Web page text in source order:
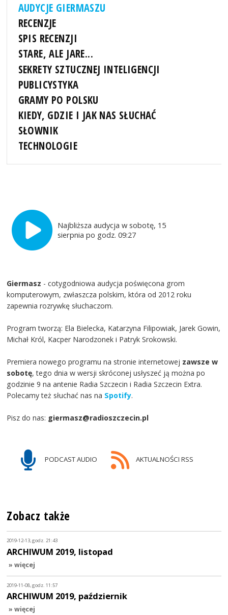
AUDYCJE GIERMASZU
RECENZJE
SPIS RECENZJI
STARE, ALE JARE...
SEKRETY SZTUCZNEJ INTELIGENCJI
PUBLICYSTYKA
GRAMY PO POLSKU
KIEDY, GDZIE I JAK NAS SŁUCHAĆ
SŁOWNIK
TECHNOLOGIE
Najbliższa audycja w sobotę, 15
sierpnia po godz. 09:27
Giermasz - cotygodniowa audycja poświęcona grom
komputerowym, zwłaszcza polskim, która od 2012 roku
zapewnia rozrywkę słuchaczom.
Program tworzą: Ela Bielecka, Katarzyna Filipowiak, Jarek Gowin,
Michał Król, Kacper Narodzonek i Patryk Srokowski.
Premiera nowego programu na stronie internetowej zawsze w
sobotę, tego dnia w wersji skróconej usłyszeć ją można po
godzinie 9 na antenie Radia Szczecin i Radia Szczecin Extra.
Polecamy też słuchać nas na Spotify.
Pisz do nas: giermasz@radioszczecin.pl
PODCAST AUDIO AKTUALNOŚCI RSS
Zobacz także
2019-12-13, godz. 21:43
ARCHIWUM 2019, listopad
» więcej
2019-11-08, godz. 11:57
ARCHIWUM 2019, październik
» więcej